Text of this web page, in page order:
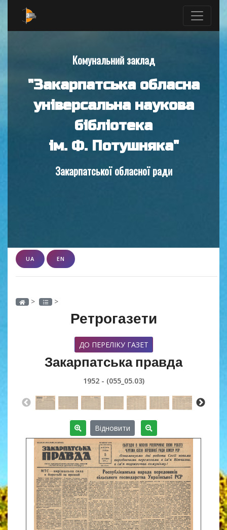
Комунальний заклад
"Закарпатська обласна
універсальна наукова
бібліотека
ім. Ф. Потушняка"
Закарпатської обласної ради
UA EN
> >
Ретрогазети
ДО ПЕРЕЛІКУ ГАЗЕТ
Закарпатська правда
1952 - (055_05.03)
Відновити